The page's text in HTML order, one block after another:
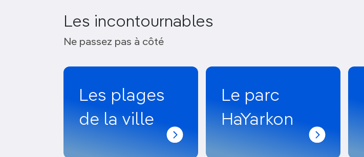
Les incontournables
Ne passez pas à côté
Les plages
de la ville
Le parc
HaYarkon